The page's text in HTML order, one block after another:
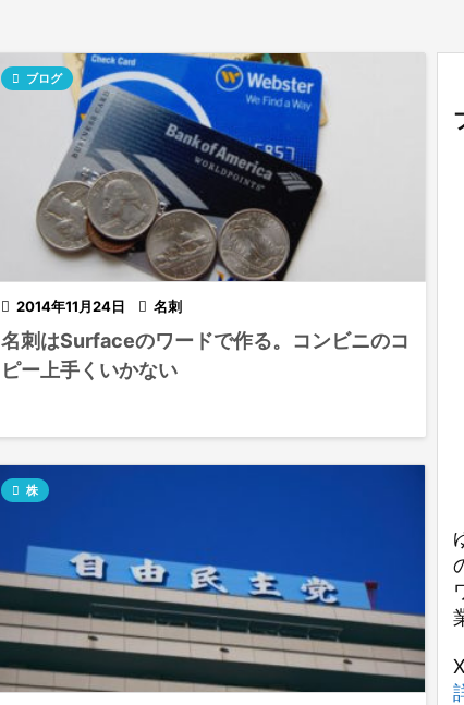
 2014年11月24日
 ブログ
 名刺
名刺はSurfaceのワードで作る。コンビニのコ
ピー上手くいかない
 株